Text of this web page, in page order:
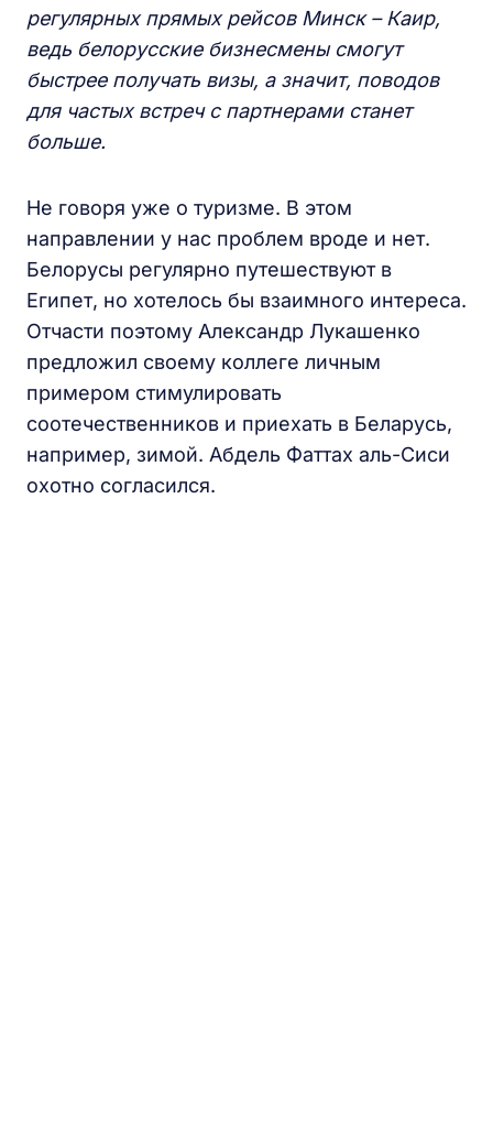
регулярных прямых рейсов Минск – Каир,
ведь белорусские бизнесмены смогут
быстрее получать визы, а значит, поводов
для частых встреч с партнерами станет
больше.
Не говоря уже о туризме. В этом
направлении у нас проблем вроде и нет.
Белорусы регулярно путешествуют в
Египет, но хотелось бы взаимного интереса.
Отчасти поэтому Александр Лукашенко
предложил своему коллеге личным
примером стимулировать
соотечественников и приехать в Беларусь,
например, зимой. Абдель Фаттах аль-Сиси
охотно согласился.